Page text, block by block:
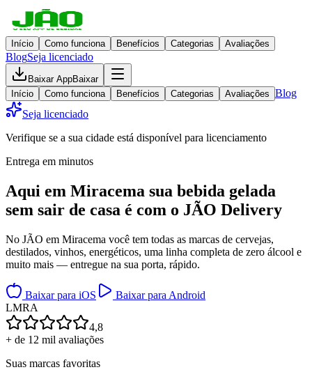
Início Como funciona Benefícios Categorias Avaliações
BlogSeja licenciado
Baixar AppBaixar
Início
Como funciona Benefícios Categorias Avaliações Blog
Seja licenciado
Verifique se a sua cidade está disponível para licenciamento
Entrega em minutos
Aqui em Miracema sua bebida gelada
sem sair de casa é com o JÃO Delivery
No JÃO em Miracema você tem todas as marcas de cervejas,
destilados, vinhos, energéticos, uma linha completa de zero álcool e
muito mais — entregue na sua porta, rápido.
Baixar para iOS
Baixar para Android
LMRA
4,8
+ de 12 mil avaliações
Suas marcas favoritas